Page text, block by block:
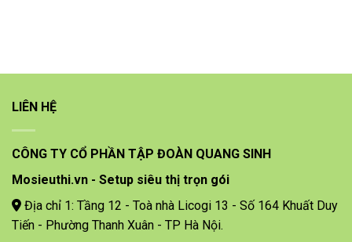
LIÊN HỆ
CÔNG TY CỔ PHẦN TẬP ĐOÀN QUANG SINH
Mosieuthi.vn - Setup siêu thị trọn gói
Địa chỉ 1: Tầng 12 - Toà nhà Licogi 13 - Số 164 Khuất Duy
Tiến - Phường Thanh Xuân - TP Hà Nội.